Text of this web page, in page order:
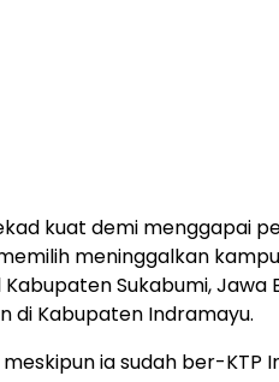
kuat demi menggapai
meninggalkan
Kabupaten Sukabumi,
di Kabupaten Indramayu.
meskipun ia sudah ber-